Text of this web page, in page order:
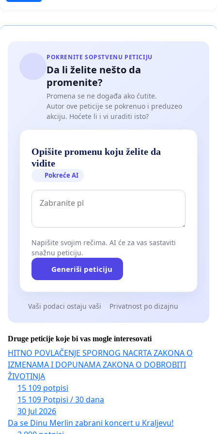
POKRENITE SOPSTVENU PETICIJU
Da li želite nešto da
promenite?
Promena se ne događa ako ćutite.
Autor ove peticije se pokrenuo i preduzeo
akciju. Hoćete li i vi uraditi isto?
Opišite promenu koju želite da
vidite
Pokreće AI
Napišite svojim rečima. AI će za vas sastaviti
snažnu peticiju.
Generiši peticiju
Vaši podaci ostaju vaši Privatnost po dizajnu
Druge peticije koje bi vas mogle interesovati
HITNO POVLAČENJE SPORNOG NACRTA ZAKONA O
IZMENAMA I DOPUNAMA ZAKONA O DOBROBITI
ŽIVOTINJA
15 109 potpisi
15 109 Potpisi / 30 dana
30 Jul 2026
Da se Dinu Merlin zabrani koncert u Kraljevu!